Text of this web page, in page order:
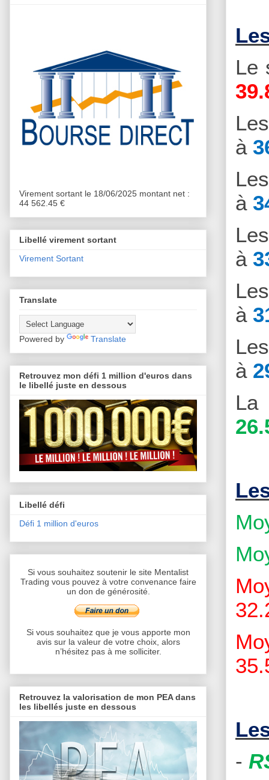
Le
à
à
à
à
à
La
-
Virement sortant le 18/06/2025 montant net :
44 562.45 €
Libellé virement sortant
Virement Sortant
Translate
Powered by Translate
Retrouvez mon défi 1 million d'euros dans
le libellé juste en dessous
Libellé défi
Défi 1 million d'euros
Si vous souhaitez soutenir le site Mentalist
Trading vous pouvez à votre convenance faire
un don de générosité.
Si vous souhaitez que je vous apporte mon
avis sur la valeur de votre choix, alors
n’hésitez pas à me solliciter.
Retrouvez la valorisation de mon PEA dans
les libellés juste en dessous